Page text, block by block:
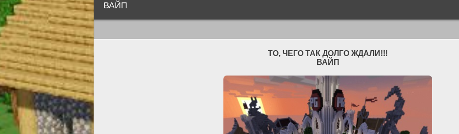
ВАЙП
ТО, ЧЕГО ТАК ДОЛГО ЖДАЛИ!!!
ВАЙП